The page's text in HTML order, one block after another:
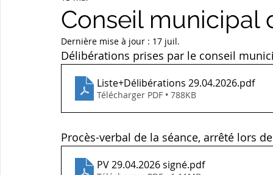
Conseil municipal
Dernière mise à jour : 17 juil.
Délibérations prises par le conseil
Liste+Délibérations 29.04.2026.pdf
Télécharger PDF • 788KB
Procès-verbal de la séance, arrêté lors
PV 29.04.2026 signé.pdf